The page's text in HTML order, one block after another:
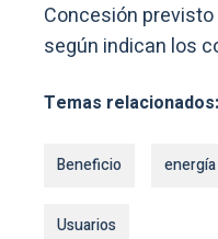
Concesión previsto
según indican los
Temas relacionados:
Beneficio
Usuarios